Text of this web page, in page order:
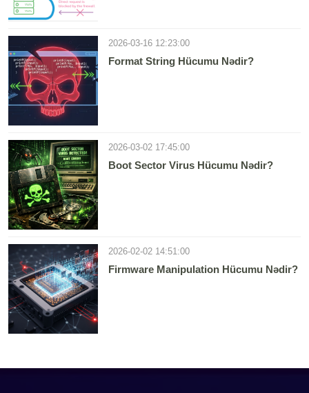
2026-03-16 12:23:00
Format String Hücumu Nədir?
2026-03-02 17:45:00
Boot Sector Virus Hücumu Nədir?
2026-02-02 14:51:00
Firmware Manipulation Hücumu Nədir?